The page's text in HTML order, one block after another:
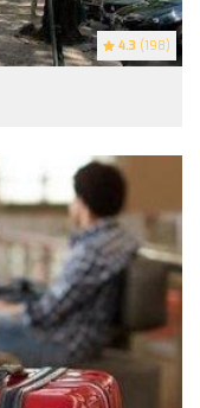
4.3 (198)